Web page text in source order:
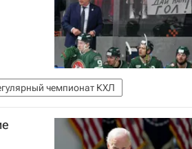
чемпионат КХЛ